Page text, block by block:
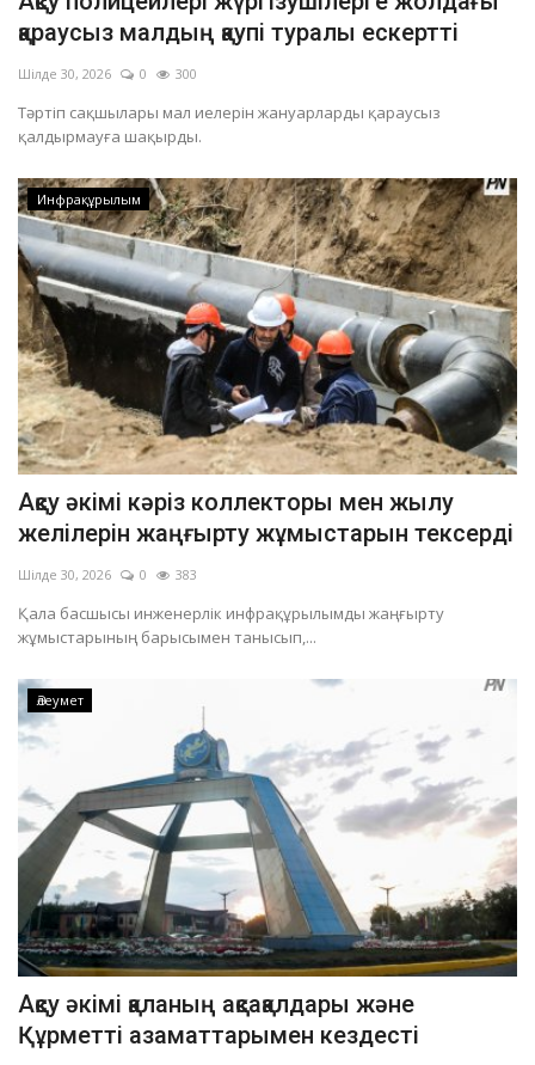
қараусыз малдың қаупі туралы ескертті
Шілде 30, 2026 0 300
Тәртіп сақшылары мал иелерін жануарларды қараусыз
қалдырмауға шақырды.
Инфрақұрылым
Ақсу әкімі кәріз коллекторы мен жылу
желілерін жаңғырту жұмыстарын тексерді
Шілде 30, 2026 0 383
Қала басшысы инженерлік инфрақұрылымды жаңғырту
жұмыстарының барысымен танысып,...
Әлеумет
Ақсу әкімі қаланың ақсақалдары және
Құрметті азаматтарымен кездесті